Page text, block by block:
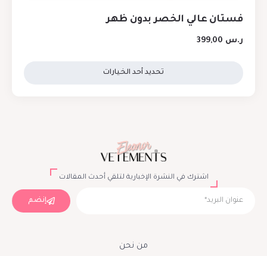
فستان عالي الخصر بدون ظهر
ر.س
تحديد أحد الخيارات
اشترك في النشرة الإخبارية لتلقي أحدث المقالات
إنضم
من نحن